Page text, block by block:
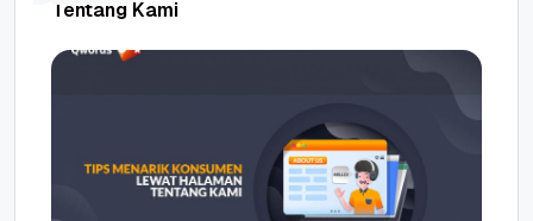
Tentang Kami